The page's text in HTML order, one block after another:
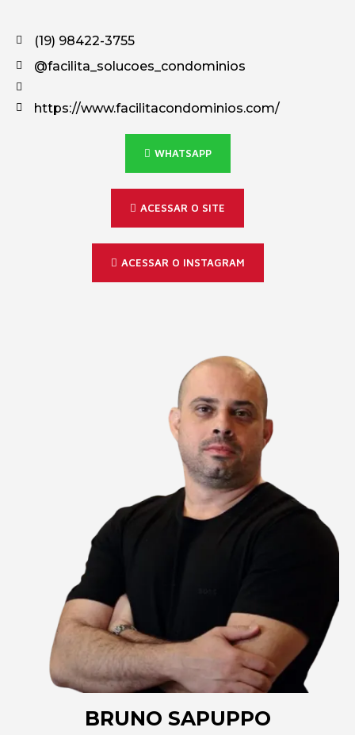
(19) 98422-3755
@facilita_solucoes_condominios
https://www.facilitacondominios.com/
WHATSAPP
ACESSAR O SITE
ACESSAR O INSTAGRAM
BRUNO SAPUPPO